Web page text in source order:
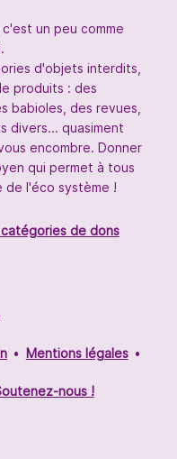
un peu comme
d'objets interdits,
produits : des
babioles, des revues,
divers... quasiment
encombre. Donner
qui permet à tous
de l'éco système !
catégories de dons
Mentions légales
nous !